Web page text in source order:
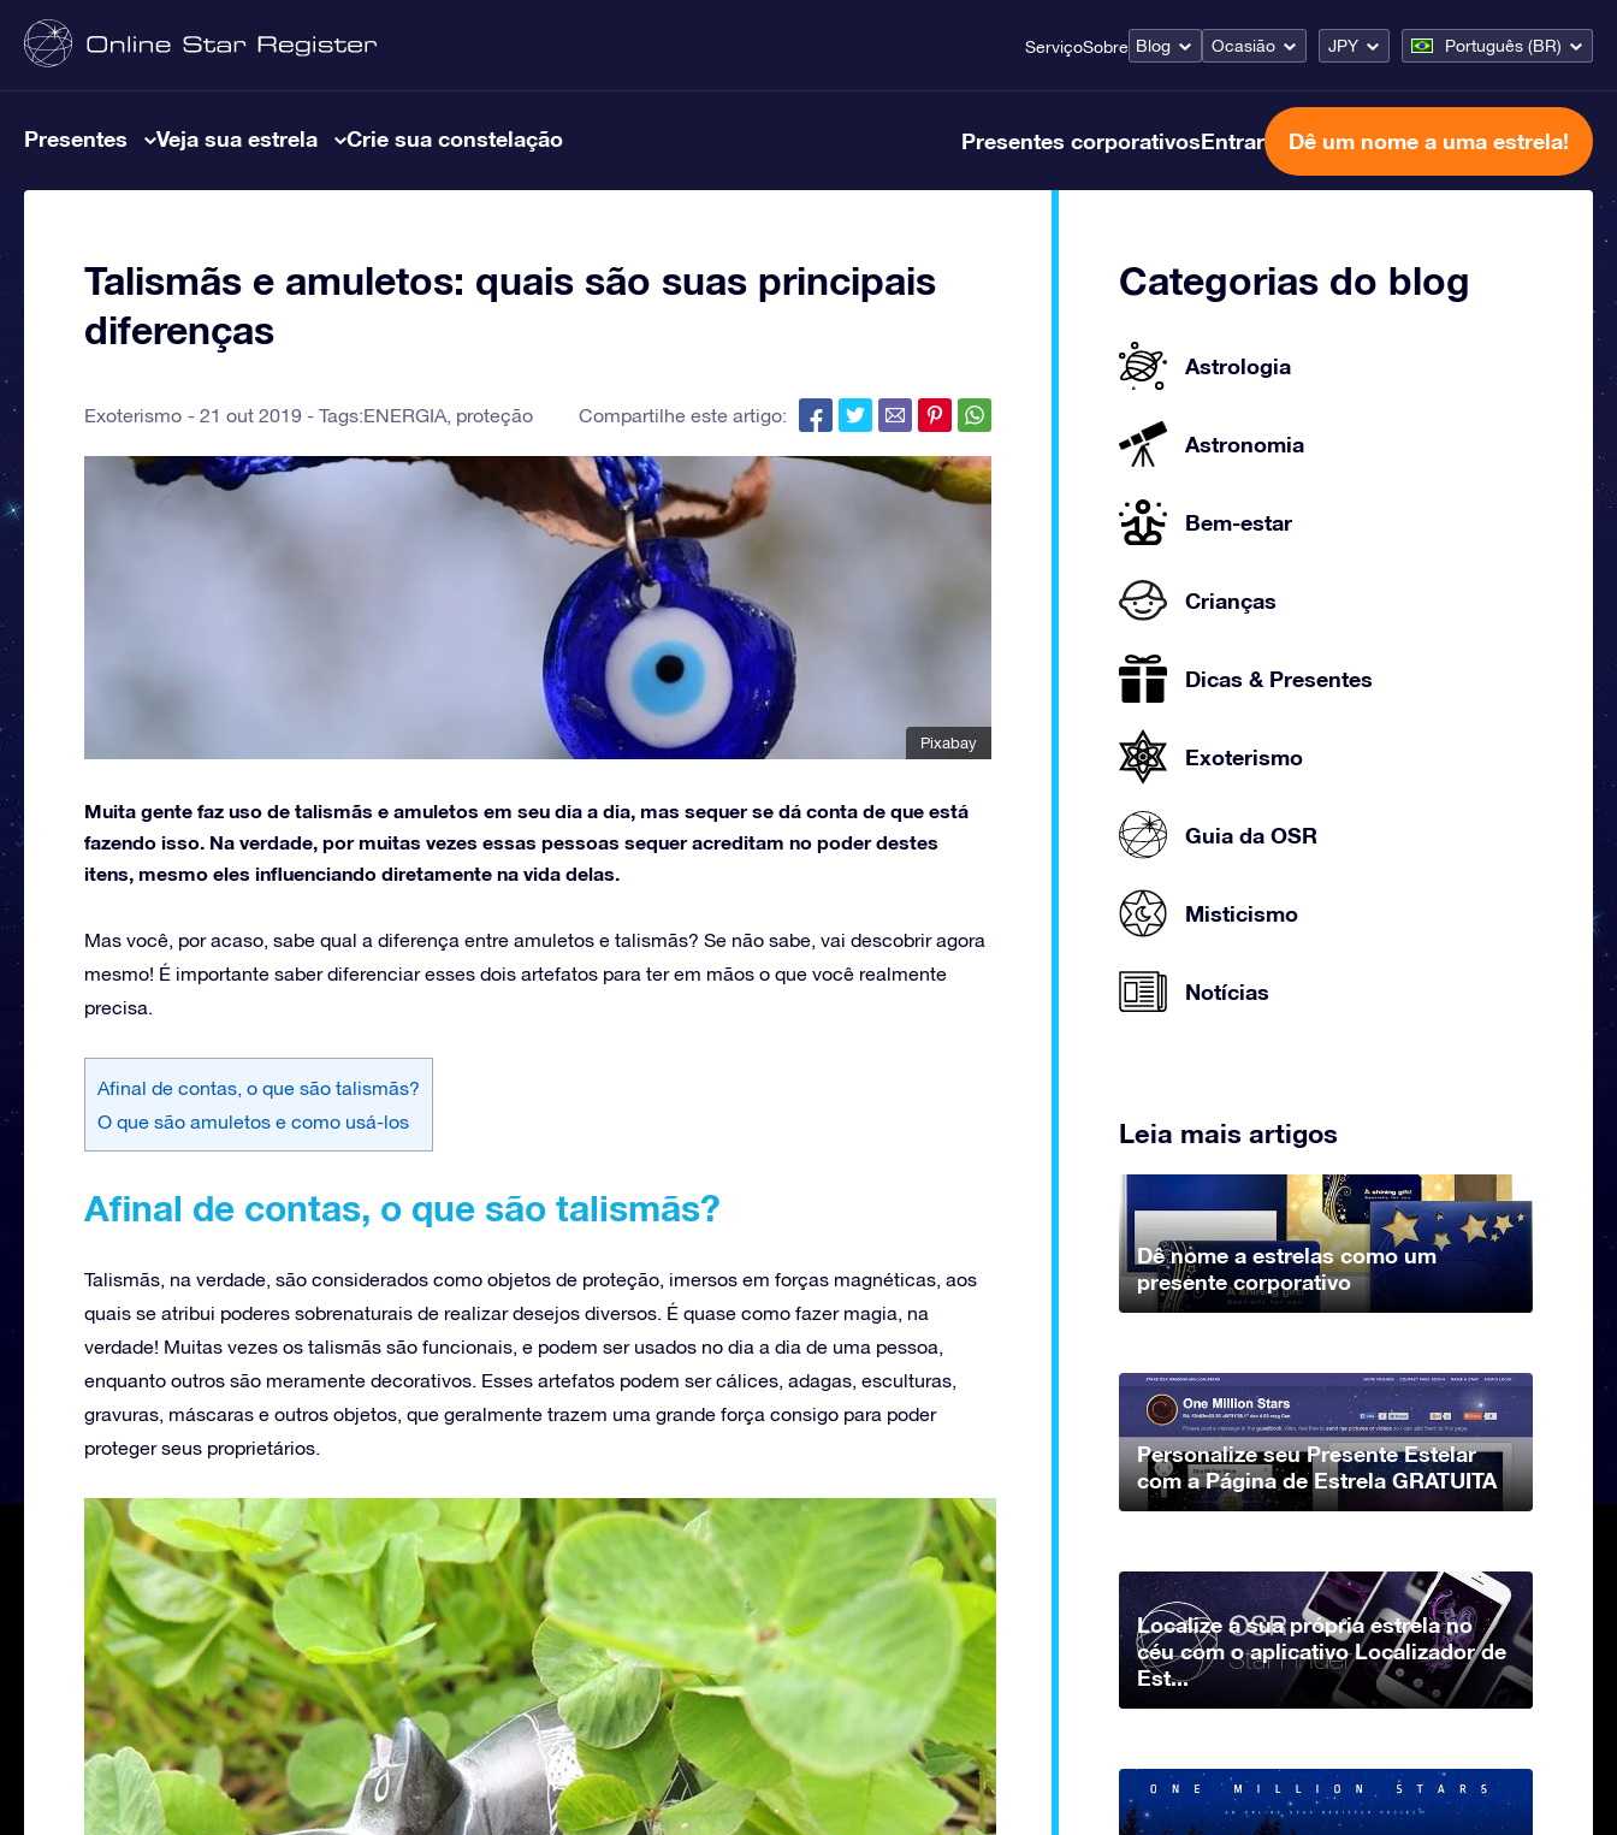
ServiçoSobre Blog Ocasião JPY Português (BR)
Presentes Veja sua estrela Crie sua constelação Presentes corporativosEntrar Dê um nome a uma estrela!
Talismãs e amuletos: quais são suas principais
diferenças
Exoterismo 21 out 2019 - Tags:ENERGIA, proteção Compartilhe este artigo:
Pixabay
Muita gente faz uso de talismãs e amuletos em seu dia a dia, mas sequer se dá conta de que está
fazendo isso. Na verdade, por muitas vezes essas pessoas sequer acreditam no poder destes
itens, mesmo eles influenciando diretamente na vida delas.
Mas você, por acaso, sabe qual a diferença entre amuletos e talismãs? Se não sabe, vai descobrir agora
mesmo! É importante saber diferenciar esses dois artefatos para ter em mãos o que você realmente
precisa.
Afinal de contas, o que são talismãs?
O que são amuletos e como usá-los
Afinal de contas, o que são talismãs?
Talismãs, na verdade, são considerados como objetos de proteção, imersos em forças magnéticas, aos
quais se atribui poderes sobrenaturais de realizar desejos diversos. É quase como fazer magia, na
verdade! Muitas vezes os talismãs são funcionais, e podem ser usados no dia a dia de uma pessoa,
enquanto outros são meramente decorativos. Esses artefatos podem ser cálices, adagas, esculturas,
gravuras, máscaras e outros objetos, que geralmente trazem uma grande força consigo para poder
proteger seus proprietários.
Categorias do blog
Astrologia
Astronomia
Bem-estar
Crianças
Dicas & Presentes
Exoterismo
Guia da OSR
Misticismo
Notícias
Leia mais artigos
Dê nome a estrelas como um
presente corporativo
Personalize seu Presente Estelar
com a Página de Estrela GRATUITA
Localize a sua própria estrela no
céu com o aplicativo Localizador de
Est...